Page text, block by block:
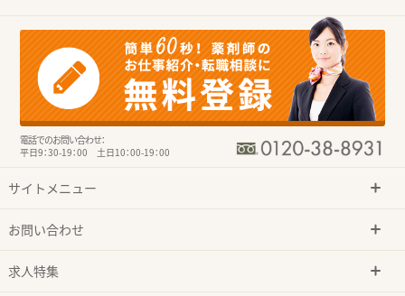
電話でのお問い合わせ：
平日9：30-19：00 土日10：00-19：00
サイトメニュー
お問い合わせ
求人特集